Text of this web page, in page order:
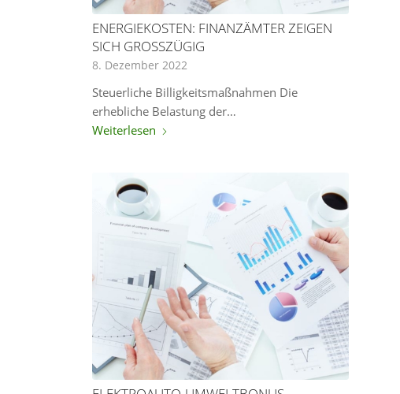
ENERGIEKOSTEN: FINANZÄMTER ZEIGEN
SICH GROSSZÜGIG
8. Dezember 2022
Steuerliche Billigkeitsmaßnahmen Die
erhebliche Belastung der…
Weiterlesen